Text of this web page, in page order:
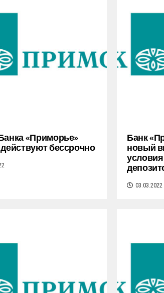
«Приморье»
бессрочно
Банк
новый
03.03.2022